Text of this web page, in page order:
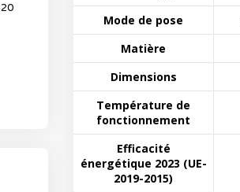
Mode de pose
Matière
Dimensions
Température de
fonctionnement
Efficacité
énergétique 2023 (UE-
2019-2015)